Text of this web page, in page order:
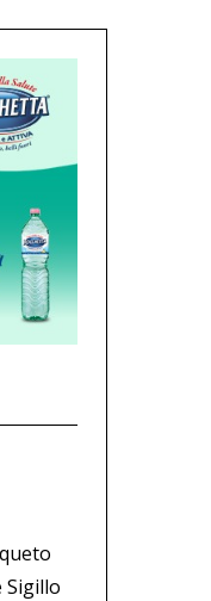
Sigillo